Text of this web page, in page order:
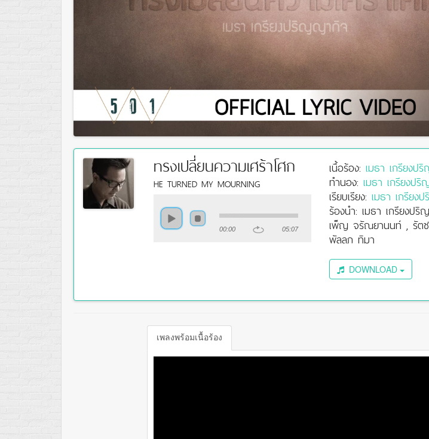
ทรงเปลี่ยนความเศร้าโศก
HE TURNED MY MOURNING
00:00 05:07
เนื้อร้อง: เมธา เกรียงป
ทำนอง: เมธา เกรียงป
เรียบเรียง: เมธา เกรีย
ร้องนำ: เมธา เกรียงป
เพ็ญ จรัณยานนท์ , รัต
พัลลภ ทิมา
DOWNLOAD
เพลงพร้อมเนื้อร้อง